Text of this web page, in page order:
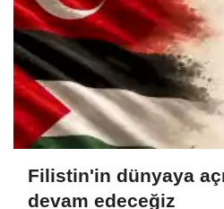
Filistin'in dünyaya
devam edeceğiz